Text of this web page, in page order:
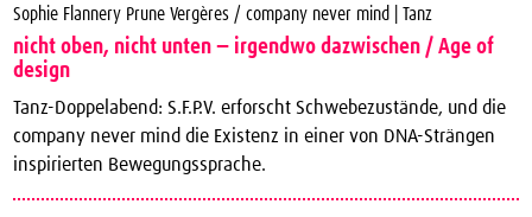
Sophie Flannery Prune Vergères / company never mind | Tanz
nicht oben, nicht unten − irgendwo dazwischen / Age of
design
Tanz-Doppelabend: S.F.P.V. erforscht Schwebezustände, und die
company never mind die Existenz in einer von DNA-Strängen
inspirierten Bewegungssprache.